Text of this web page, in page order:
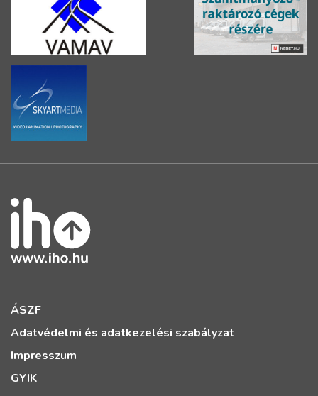
ÁSZF
Adatvédelmi és adatkezelési szabályzat
Impresszum
GYIK